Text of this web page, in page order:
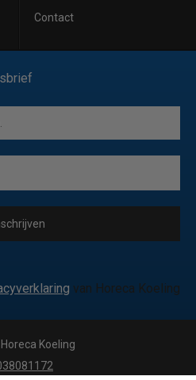
Contact
van Horeca Koeling
Koeling
|